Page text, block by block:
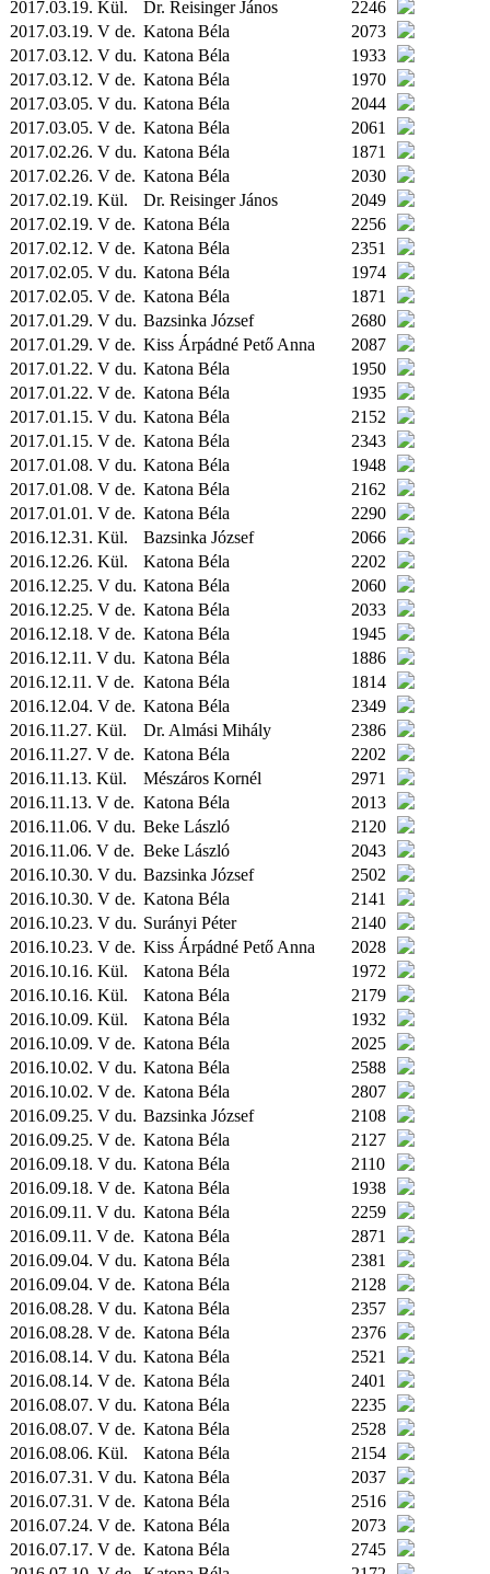
2017.03.19. Kül. Dr. Reisinger János
2246
2017.03.19. V de. Katona Béla
2073
2017.03.12. V du. Katona Béla
1933
2017.03.12. V de. Katona Béla
1970
2017.03.05. V du. Katona Béla
2044
2017.03.05. V de. Katona Béla
2061
2017.02.26. V du. Katona Béla
1871
2017.02.26. V de. Katona Béla
2030
2017.02.19. Kül. Dr. Reisinger János
2049
2017.02.19. V de. Katona Béla
2256
2017.02.12. V de. Katona Béla
2351
2017.02.05. V du. Katona Béla
1974
2017.02.05. V de. Katona Béla
1871
2017.01.29. V du. Bazsinka József
2680
2017.01.29. V de. Kiss Árpádné Pető Anna
2087
2017.01.22. V du. Katona Béla
1950
2017.01.22. V de. Katona Béla
1935
2017.01.15. V du. Katona Béla
2152
2017.01.15. V de. Katona Béla
2343
2017.01.08. V du. Katona Béla
1948
2017.01.08. V de. Katona Béla
2162
2017.01.01. V de. Katona Béla
2290
2016.12.31. Kül. Bazsinka József
2066
2016.12.26. Kül. Katona Béla
2202
2016.12.25. V du. Katona Béla
2060
2016.12.25. V de. Katona Béla
2033
2016.12.18. V de. Katona Béla
1945
2016.12.11. V du. Katona Béla
1886
2016.12.11. V de. Katona Béla
1814
2016.12.04. V de. Katona Béla
2349
2016.11.27. Kül. Dr. Almási Mihály
2386
2016.11.27. V de. Katona Béla
2202
2016.11.13. Kül. Mészáros Kornél
2971
2016.11.13. V de. Katona Béla
2013
2016.11.06. V du. Beke László
2120
2016.11.06. V de. Beke László
2043
2016.10.30. V du. Bazsinka József
2502
2016.10.30. V de. Katona Béla
2141
2016.10.23. V du. Surányi Péter
2140
2016.10.23. V de. Kiss Árpádné Pető Anna
2028
2016.10.16. Kül. Katona Béla
1972
2016.10.16. Kül. Katona Béla
2179
2016.10.09. Kül. Katona Béla
1932
2016.10.09. V de. Katona Béla
2025
2016.10.02. V du. Katona Béla
2588
2016.10.02. V de. Katona Béla
2807
2016.09.25. V du. Bazsinka József
2108
2016.09.25. V de. Katona Béla
2127
2016.09.18. V du. Katona Béla
2110
2016.09.18. V de. Katona Béla
1938
2016.09.11. V du. Katona Béla
2259
2016.09.11. V de. Katona Béla
2871
2016.09.04. V du. Katona Béla
2381
2016.09.04. V de. Katona Béla
2128
2016.08.28. V du. Katona Béla
2357
2016.08.28. V de. Katona Béla
2376
2016.08.14. V du. Katona Béla
2521
2016.08.14. V de. Katona Béla
2401
2016.08.07. V du. Katona Béla
2235
2016.08.07. V de. Katona Béla
2528
2016.08.06. Kül. Katona Béla
2154
2016.07.31. V du. Katona Béla
2037
2016.07.31. V de. Katona Béla
2516
2016.07.24. V de. Katona Béla
2073
2016.07.17. V de. Katona Béla
2745